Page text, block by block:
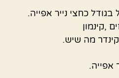
כחצי נייר אפייה.
,קינמון
מה שיש.
אפייה.